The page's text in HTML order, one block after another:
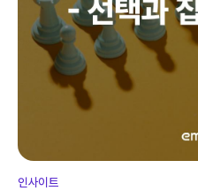
인사이트